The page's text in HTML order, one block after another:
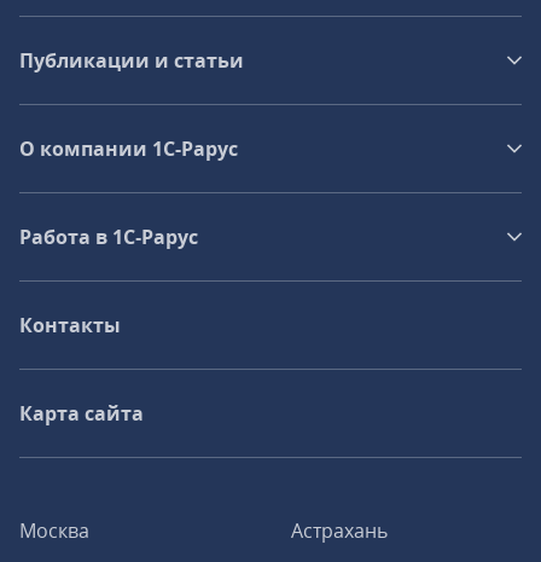
Москва
Астрахань
Публикации и статьи
О компании 1C-Рарус
Работа в 1С‑Рарус
Контакты
Карта сайта